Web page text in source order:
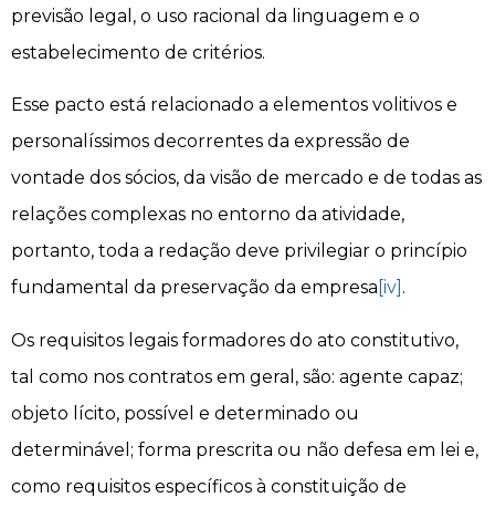
previsão legal, o uso racional da linguagem e o
estabelecimento de critérios.
Esse pacto está relacionado a elementos volitivos e
personalíssimos decorrentes da expressão de
vontade dos sócios, da visão de mercado e de todas as
relações complexas no entorno da atividade,
portanto, toda a redação deve privilegiar o princípio
fundamental da preservação da empresa [iv] .
Os requisitos legais formadores do ato constitutivo,
tal como nos contratos em geral, são: agente capaz;
objeto lícito, possível e determinado ou
determinável; forma prescrita ou não defesa em lei e,
como requisitos específicos à constituição de